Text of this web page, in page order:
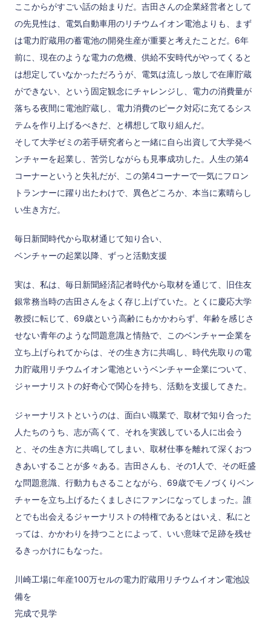
ここからがすごい話の始まりだ。吉田さんの企業経営者として
の先見性は、電気自動車用のリチウムイオン電池よりも、まず
は電力貯蔵用の蓄電池の開発生産が重要と考えたことだ。6年
前に、現在のような電力の危機、供給不安時代がやってくると
は想定していなかっただろうが、電気は流しっ放しで在庫貯蔵
ができない、という固定観念にチャレンジし、電力の消費量が
落ちる夜間に電池貯蔵し、電力消費のピーク対応に充てるシス
テムを作り上げるべきだ、と構想して取り組んだ。
そして大学ゼミの若手研究者らと一緒に自ら出資して大学発ベ
ンチャーを起業し、苦労しながらも見事成功した。人生の第4
コーナーというと失礼だが、この第4コーナーで一気にフロン
トランナーに躍り出たわけで、異色どころか、本当に素晴らし
い生き方だ。
毎日新聞時代から取材通じて知り合い、
ベンチャーの起業以降、ずっと活動支援
実は、私は、毎日新聞経済記者時代から取材を通じて、旧住友
銀常務当時の吉田さんをよく存じ上げていた。とくに慶応大学
教授に転じて、69歳という高齢にもかかわらず、年齢を感じさ
せない青年のような問題意識と情熱で、このベンチャー企業を
立ち上げられてからは、その生き方に共鳴し、時代先取りの電
力貯蔵用リチウムイオン電池というベンチャー企業について、
ジャーナリストの好奇心で関心を持ち、活動を支援してきた。
ジャーナリストというのは、面白い職業で、取材で知り合った
人たちのうち、志が高くて、それを実践している人に出会う
と、その生き方に共鳴してしまい、取材仕事を離れて深くおつ
きあいすることが多々ある。吉田さんも、その1人で、その旺盛
な問題意識、行動力もさることながら、69歳でモノづくりベン
チャーを立ち上げるたくましさにファンになってしまった。誰
とでも出会えるジャーナリストの特権であるとはいえ、私にと
っては、かかわりを持つことによって、いい意味で足跡を残せ
るきっかけにもなった。
川崎工場に年産100万セルの電力貯蔵用リチウムイオン電池設
備を
完成で見学